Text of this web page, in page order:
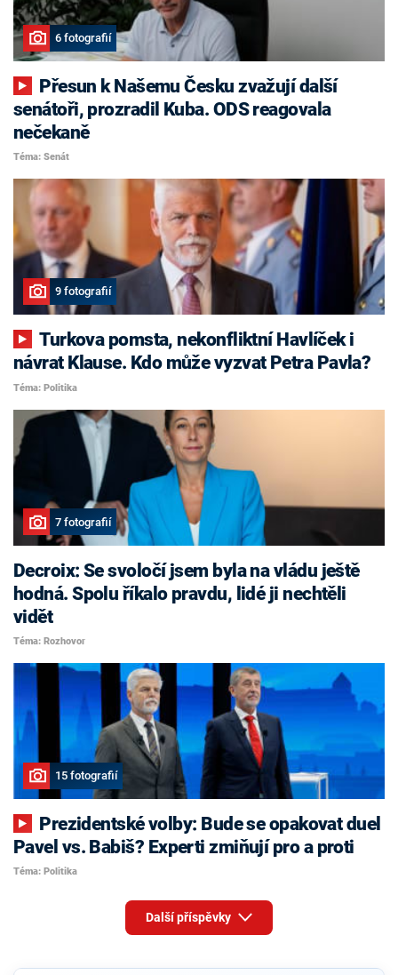
6 fotografií
senátoři, prozradil Kuba. ODS reagovala
nečekaně
Téma: Senát
9 fotografií
Turkova pomsta, nekonfliktní Havlíček i
návrat Klause. Kdo může vyzvat Petra Pavla?
Téma: Politika
7 fotografií
Decroix: Se svoločí jsem byla na vládu ještě
hodná. Spolu říkalo pravdu, lidé ji nechtěli
vidět
Téma: Rozhovor
15 fotografií
Pavel vs. Babiš? Experti zmiňují pro a proti
Téma: Politika
Další příspěvky